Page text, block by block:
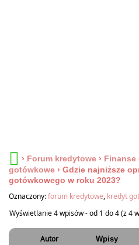
› Forum kredytowe ›
gotówkowe › Gdzie najniższe
gotówkowego w roku 2023?
Oznaczony:forum kredytowe, kredyt
Wyświetlanie 4 wpisów - od 1 do 4 (z 4
Autor Wpisy